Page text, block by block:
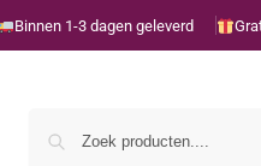
Binnen 1-3 dagen geleverd